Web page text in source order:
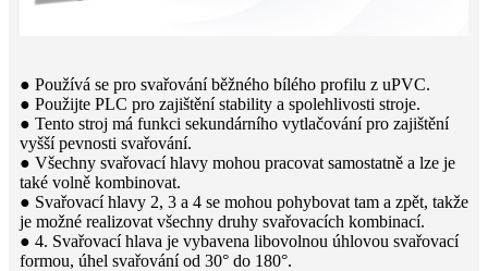
● Používá se pro svařování běžného bílého profilu z uPVC.
● Použijte PLC pro zajištění stability a spolehlivosti stroje.
● Tento stroj má funkci sekundárního vytlačování pro zajištění
vyšší pevnosti svařování.
● Všechny svařovací hlavy mohou pracovat samostatně a lze je
také volně kombinovat.
● Svařovací hlavy 2, 3 a 4 se mohou pohybovat tam a zpět, takže
je možné realizovat všechny druhy svařovacích kombinací.
● 4. Svařovací hlava je vybavena libovolnou úhlovou svařovací
formou, úhel svařování od 30° do 180°.